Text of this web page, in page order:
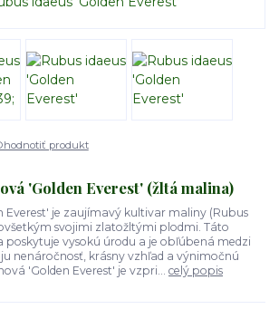
produkt
'Golden Everest' (žltá malina)
Everest' je zaujímavý kultivar maliny (Rubus
svojimi zlatožltými plodmi. Táto
vysokú úrodu a je obľúbená medzi
nenáročnosť, krásny vzhľad a výnimočnú
'Golden Everest' je vzpri... celý popis